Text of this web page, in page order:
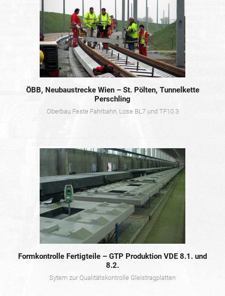
ÖBB, Neubaustrecke Wien – St. Pölten, Tunnelkette
Perschling
Oberbau Feste Fahrbahn, Lose BL7 und TF10.3
Formkontrolle Fertigteile – GTP Produktion VDE 8.1. und
8.2.
Sytem zur Qualitätskontrolle Gleistragplatten